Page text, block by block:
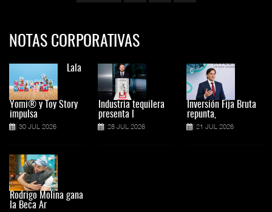
NOTAS CORPORATIVAS
Lala
Yomi® y Toy Story
impulsa
30 JUL 2026
Rodrigo Molina gana
la Beca Ar
Industria tequilera
presenta l
28 JUL 2026
Inversión Fija Bruta
repunta,
21 JUL 2026